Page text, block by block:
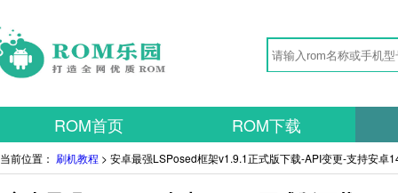
ROM首页 ROM下载
当前位置： 刷机教程 > 安卓最强LSPosed框架v1.9.1正式版下载-API变更-支持安卓